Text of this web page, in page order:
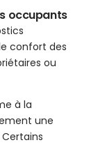
occupants
confort des
ou
à la
une